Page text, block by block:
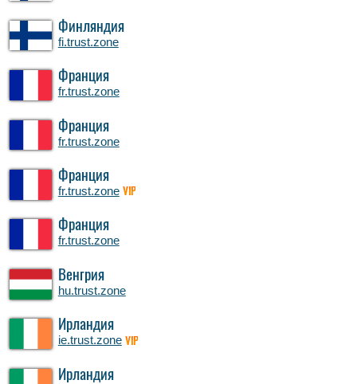
Финляндия
fi.trust.zone
Франция
fr.trust.zone
Франция
fr.trust.zone
Франция
fr.trust.zone VIP
Франция
fr.trust.zone
Венгрия
hu.trust.zone
Ирландия
ie.trust.zone VIP
Ирландия